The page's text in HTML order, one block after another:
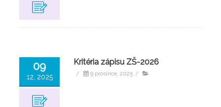
09
12, 2025
Kritéria zápisu ZŠ-2026
/ 9 prosince, 2025 /